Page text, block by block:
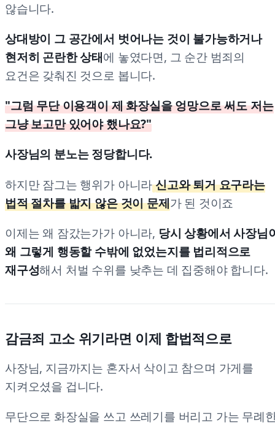
않습니다.
상대방이 그 공간에서 벗어나는 것이 불가능하거나
현저히 곤란한 상태에 놓였다면, 그 순간 범죄의
요건은 갖춰진 것으로 봅니다.
"그럼 무단 이용객이 제 화장실을 엉망으로 써도 저는
그냥 보고만 있어야 했나요?"
사장님의 분노는 정당합니다.
하지만 잠그는 행위가 아니라신고와 퇴거 요구라는
법적 절차를 밟지 않은 것이 문제가 된 것이죠
이제는 왜 잠갔는가가 아니라, 당시 상황에서 사장님
왜 그렇게 행동할 수밖에 없었는지를 법리적으로
재구성해서 처벌 수위를 낮추는 데 집중해야 합니다.
감금죄 고소 위기라면 이제 합법적으로
사장님, 지금까지는 혼자서 삭이고 참으며 가게를
지켜오셨을 겁니다.
무단으로 화장실을 쓰고 쓰레기를 버리고 가는 무례